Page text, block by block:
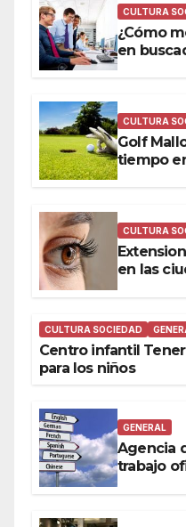
CULTURA
¿Cómo
en
CULTURA
Golf
tiempo
CULTURA
en las
CULTURA SOCIEDAD
Centro infantil
para los niños
GENERAL
Agencia
trabajo